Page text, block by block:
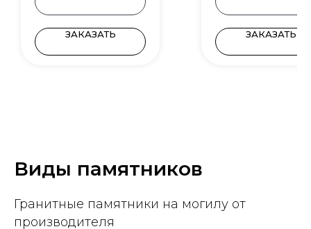
ЗАКАЗАТЬ ЗАКАЗАТЬ
Виды памятников
Гранитные памятники на могилу от
производителя